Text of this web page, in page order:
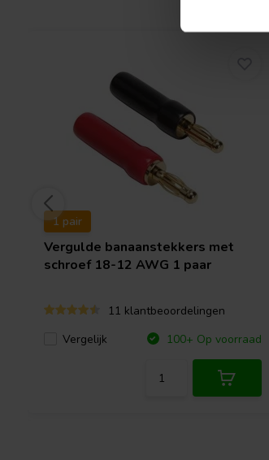
1 pair
Vergulde banaanstekkers met
schroef 18-12 AWG 1 paar
11 klantbeoordelingen
Vergelijk
100+ Op voorraad